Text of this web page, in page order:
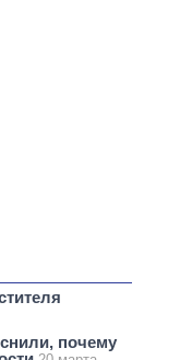
почему